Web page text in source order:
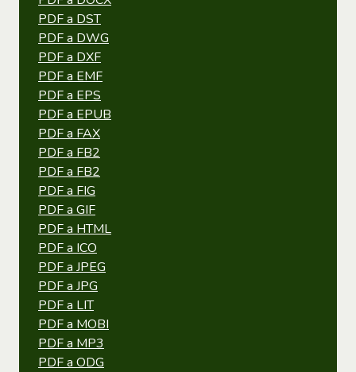
PDF a DST
PDF a DWG
PDF a DXF
PDF a EMF
PDF a EPS
PDF a EPUB
PDF a FAX
PDF a FB2
PDF a FB2
PDF a FIG
PDF a GIF
PDF a HTML
PDF a ICO
PDF a JPEG
PDF a JPG
PDF a LIT
PDF a MOBI
PDF a MP3
PDF a ODG